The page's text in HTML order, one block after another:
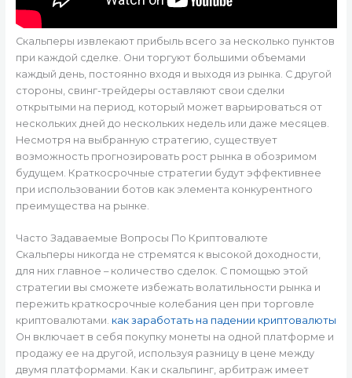
Скальперы извлекают прибыль всего за несколько пунктов
при каждой сделке. Они торгуют большими объемами
каждый день, постоянно входя и выходя из рынка. С другой
стороны, свинг-трейдеры оставляют свои сделки
открытыми на период, который может варьироваться от
нескольких дней до нескольких недель или даже месяцев.
Несмотря на выбранную стратегию, существует
возможность прогнозировать рост рынка в обозримом
будущем. Краткосрочные стратегии будут эффективнее
при использовании ботов как элемента конкурентного
преимущества на рынке.
Часто Задаваемые Вопросы По Криптовалюте
Скальперы никогда не стремятся к высокой доходности,
для них главное – количество сделок. С помощью этой
стратегии вы сможете избежать волатильности рынка и
пережить краткосрочные колебания цен при торговле
криптовалютами. как заработать на падении криптовалюты
Он включает в себя покупку монеты на одной платформе и
продажу ее на другой, используя разницу в цене между
двумя платформами. Как и скальпинг, арбитраж имеет